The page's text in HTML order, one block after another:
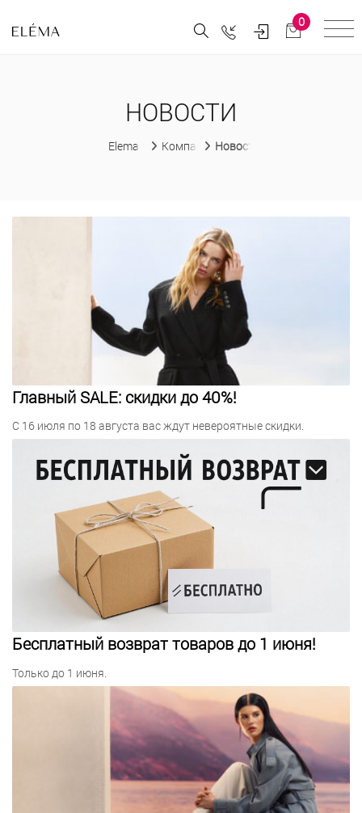
0
НОВОСТИ
Elema Компания Новости
Главный SALE: скидки до 40%!
С 16 июля по 18 августа вас ждут невероятные скидки.
Бесплатный возврат товаров до 1 июня!
Только до 1 июня.